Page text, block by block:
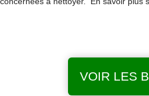
VOIR LES